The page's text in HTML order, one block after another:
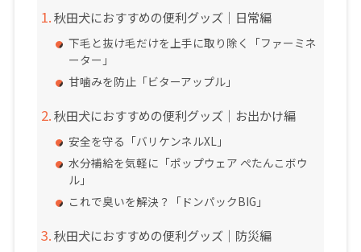
秋田犬におすすめの便利グッズ｜日常編
下毛と抜け毛だけを上手に取り除く「ファーミネ
ーター」
甘噛みを防止「ビターアップル」
秋田犬におすすめの便利グッズ｜お出かけ編
安全を守る「バリケンネルXL」
水分補給を気軽に「ポップウェア ぺたんこボウ
ル」
これで臭いを解決？「ドンパックBIG」
秋田犬におすすめの便利グッズ｜防災編